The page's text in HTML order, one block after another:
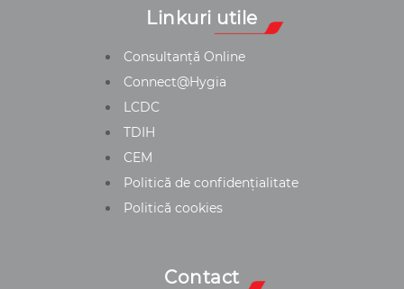
Linkuri utile
Consultanță Online
Connect@Hygia
LCDC
TDIH
CEM
Politică de confidențialitate
Politică cookies
Contact